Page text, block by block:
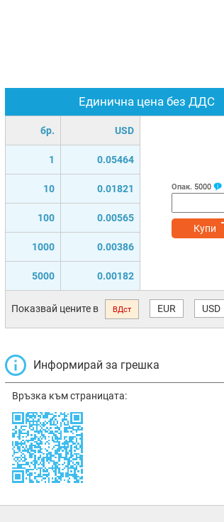
Единична цена без ДДС
бр. USD
1 0.05464
10 0.01821
100 0.00565
1000 0.00386
5000 0.00182
Опак. 5000
Купи
Показвай цените в ВДст EUR USD
Информирай за грешка
Връзка към страницата: